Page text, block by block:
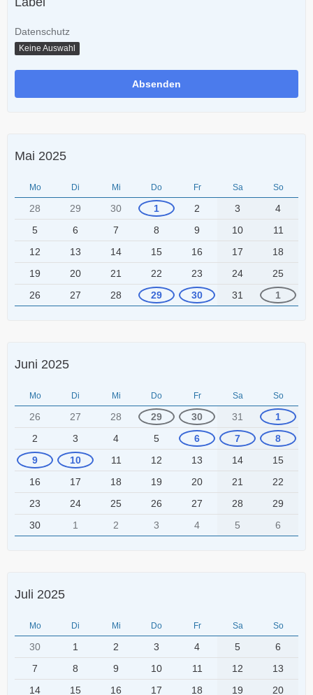
Datenschutz
Keine Auswahl
Mai 2025
Mo Di Mi Do Fr Sa So
28 29 30 1 2 3
4
5
6 7 8 9 10
11
12
13 14 15 16 17
18
19
20 21 22 23 24
25
26
27 28 29 30 31 1
Juni 2025
Mo Di Mi Do Fr Sa So
26 27 28 29 30 31
1
2
3 4 5 6 7
8
9
10 11 12 13 14
15
16
17 18 19 20 21
22
23
24 25 26 27 28
29
30
1 2 3 4 5 6
Juli 2025
Mo Di Mi Do Fr Sa So
30 1 2 3 4 5
6
7
8 9 10 11 12
13
14
15 16 17 18 19 20